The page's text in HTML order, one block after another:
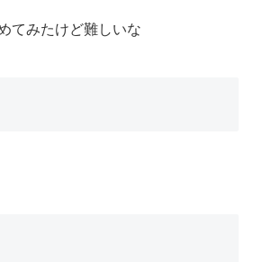
てみたけど難しいな